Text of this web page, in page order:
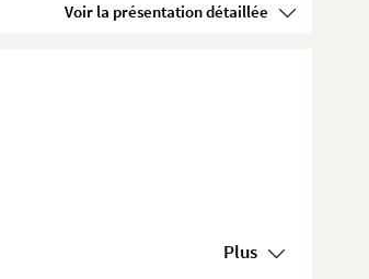
Voir la présentation détaillée
Plus